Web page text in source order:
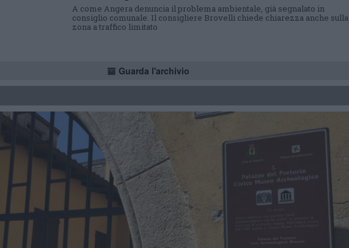
A come Angera denuncia il problema ambientale, già segnalato in
consiglio comunale. Il consigliere Brovelli chiede chiarezza anche sulla
zona a traffico limitato
Guarda l'archivio